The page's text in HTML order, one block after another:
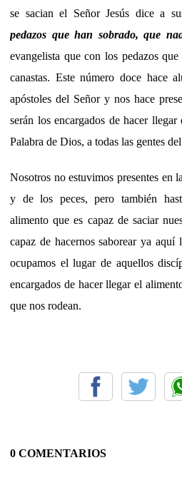
se sacian el Señor Jesús dice a
pedazos que han sobrado, que
evangelista que con los pedazos
canastas. Este número doce hace
apóstoles del Señor y nos hace
serán los encargados de hacer
Palabra de Dios, a todas las gentes
Nosotros no estuvimos presentes en
y de los peces, pero también
alimento que es capaz de saciar
capaz de hacernos saborear ya
ocupamos el lugar de aquellos
encargados de hacer llegar el
que nos rodean.
0 COMENTARIOS